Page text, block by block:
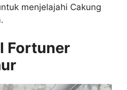
menjelajahi Cakung
Fortuner